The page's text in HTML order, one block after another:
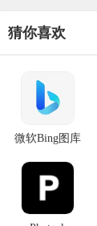
猜你喜欢
微软Bing图库